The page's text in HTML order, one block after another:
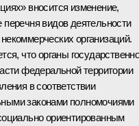
вносится изменение,
видов деятельности
организаций.
что органы
федеральной территории
в соответствии
законами полномочиями
ориентированным